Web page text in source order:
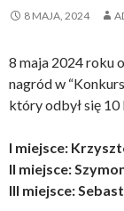
8 MAJA, 2024
8 maja 2024 roku
nagród w
który odbył się
I miejsce:
II miejsce:
III miejsce: